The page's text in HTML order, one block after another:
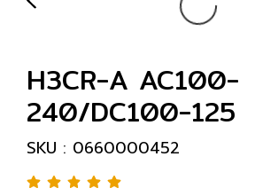
H3CR-A AC100-
240/DC100-125
SKU : 0660000452